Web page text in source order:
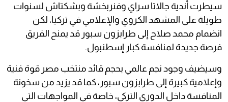
سيطرت أندية جالاتا سراي وفنربخشة وبشكتاش لسنوات
طويلة على المشهد الكروي والإعلامي في تركيا، لكن
انضمام محمد صلاح إلى طرابزون سبور قد يمنح الفريق
فرصة جديدة لمنافسة كبار إسطنبول.
وسيضيف وجود نجم عالمي بحجم قائد منتخب مصر قوة فنية
وإعلامية كبيرة إلى طرابزون سبور، كما قد يزيد من سخونة
المنافسة داخل الدوري التركي، خاصة في المواجهات التي